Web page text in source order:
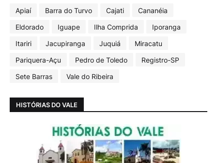
Apiaí Barra do Turvo Cajati
Cananéia
Eldorado
Iguape Ilha Comprida
Iporanga
Itariri
Jacupiranga Juquiá
Miracatu
Pariquera-Açu
Pedro de Toledo
Registro-SP
Sete Barras
Vale do Ribeira
HISTÓRIAS DO VALE